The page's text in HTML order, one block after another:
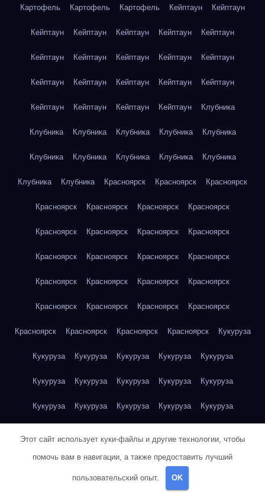
Картофель Картофель Картофель Кейптаун Кейптаун
Кейптаун Кейптаун Кейптаун Кейптаун Кейптаун
Кейптаун Кейптаун Кейптаун Кейптаун Кейптаун
Кейптаун Кейптаун Кейптаун Кейптаун Кейптаун
Кейптаун Кейптаун Кейптаун Кейптаун Клубника
Клубника Клубника Клубника Клубника Клубника
Клубника Клубника Клубника Клубника Клубника
Клубника Клубника Красноярск Красноярск Красноярск
Красноярск Красноярск Красноярск Красноярск
Красноярск Красноярск Красноярск Красноярск
Красноярск Красноярск Красноярск Красноярск
Красноярск Красноярск Красноярск Красноярск
Красноярск Красноярск Красноярск Красноярск
Красноярск Красноярск Красноярск Красноярск Кукуруза
Кукуруза Кукуруза Кукуруза Кукуруза Кукуруза
Кукуруза Кукуруза Кукуруза Кукуруза Кукуруза
Кукуруза Кукуруза Кукуруза Кукуруза Кукуруза
Куриная грудка Куриная грудка Куриная грудка
Куриная грудка Куриная грудка Куриная грудка
Этот сайт использует куки-файлы и другие технологии, чтобы
помочь вам в навигации, а также предоставить лучший
пользовательский опыт. OK